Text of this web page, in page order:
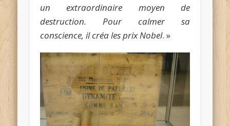
un extraordinaire moyen de
destruction. Pour calmer sa
conscience, il créa les prix Nobel. »